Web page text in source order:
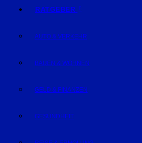
RATGEBER
AUTO & VERKEHR
BAUEN & WOHNEN
GELD & FINANZEN
GESUNDHEIT